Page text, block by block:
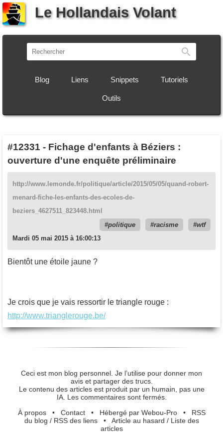
Le Hollandais Volant
Blog Liens Snippets Tutoriels
Outils
#12331 - Fichage d'enfants à Béziers :
ouverture d'une enquête préliminaire
http://www.lemonde.fr/politique/article/2015/05/05/quand-robert-
menard-fiche-les-enfants-des-ecoles-de-
beziers_4627511_823448.html
politique
racisme
wtf
Mardi 05 mai 2015 à 16:00:13
Bientôt une étoile jaune ?
Je crois que je vais ressortir le triangle rouge :
http://www.trianglerouge.be/
Ceci est mon blog personnel. Je l’utilise pour donner mon
avis et partager des trucs.
Le contenu des articles est produit par un humain, pas une
IA. Les commentaires sont fermés.
À propos• Contact• Hébergé par Webou-Pro• RSS
du blog / RSS des liens• Article au hasard / Liste des
articles